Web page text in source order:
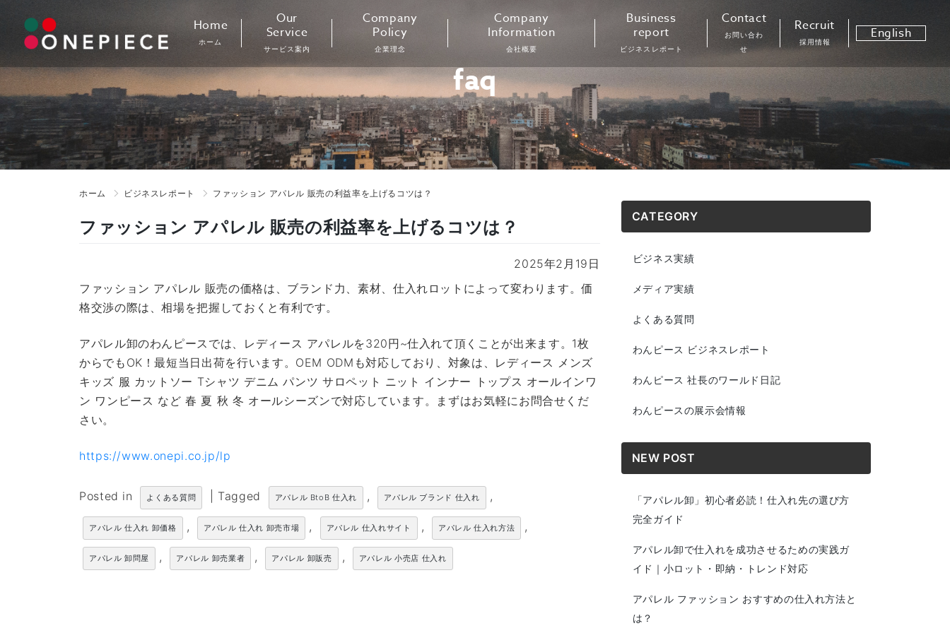
content
Home
ホーム
Our
Service
サービス案内
Company
Policy
企業理念
Company
Information
会社概要
Business
report
ビジネスレポート
Contact
お問い合わ
せ
Recruit
採用情報 English
faq
ホーム ビジネスレポート ファッション アパレル 販売の利益率を上げるコツは？
ファッション アパレル 販売の利益率を上げるコツは？
2025年2月19日
ファッション アパレル 販売の価格は、ブランド力、素材、仕入れロットによって変わります。価
格交渉の際は、相場を把握しておくと有利です。
アパレル卸のわんピースでは、レディース アパレルを320円~仕入れて頂くことが出来ます。1枚
からでもOK！最短当日出荷を行います。OEM ODMも対応しており、対象は、レディース メンズ
キッズ 服 カットソー Tシャツ デニム パンツ サロペット ニット インナー トップス オールインワ
ン ワンピース など 春 夏 秋 冬 オールシーズンで対応しています。まずはお気軽にお問合せくだ
さい。
https://www.onepi.co.jp/lp
Posted in よくある質問 Tagged アパレル BtoB 仕入れ , アパレル ブランド 仕入れ ,
アパレル 仕入れ 卸価格 , アパレル 仕入れ 卸売市場 , アパレル 仕入れサイト , アパレル 仕入れ方法 ,
アパレル 卸問屋 , アパレル 卸売業者 , アパレル 卸販売 , アパレル 小売店 仕入れ
CATEGORY
ビジネス実績
メディア実績
よくある質問
わんピース ビジネスレポート
わんピース 社長のワールド日記
わんピースの展示会情報
NEW POST
「アパレル卸」初心者必読！仕入れ先の選び方
完全ガイド
アパレル卸で仕入れを成功させるための実践ガ
イド｜小ロット・即納・トレンド対応
アパレル ファッション おすすめの仕入れ方法と
は？